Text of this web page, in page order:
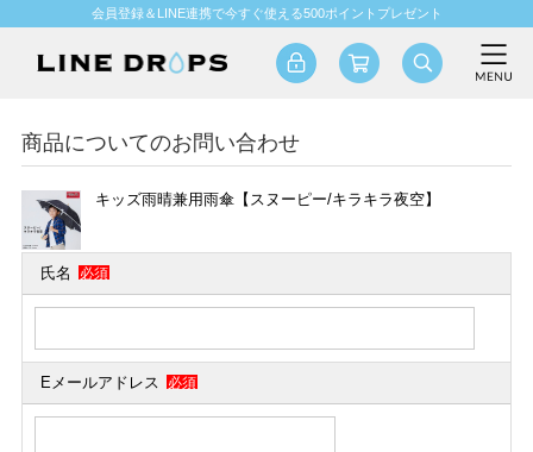
会員登録＆LINE連携で今すぐ使える500ポイントプレゼント
商品についてのお問い合わせ
キッズ雨晴兼用雨傘【スヌーピー/キラキラ夜空】
氏名 必須
Eメールアドレス 必須